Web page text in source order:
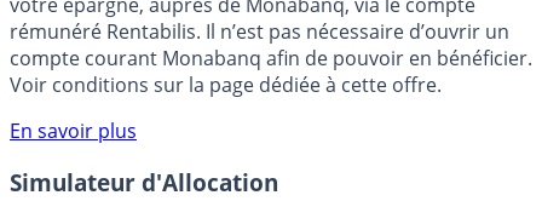
Bénéficiez de cette offre de placement sans risque pour
votre épargne, auprès de Monabanq, via le compte
rémunéré Rentabilis. Il n’est pas nécessaire d’ouvrir un
compte courant Monabanq afin de pouvoir en bénéficier.
Voir conditions sur la page dédiée à cette offre.
En savoir plus